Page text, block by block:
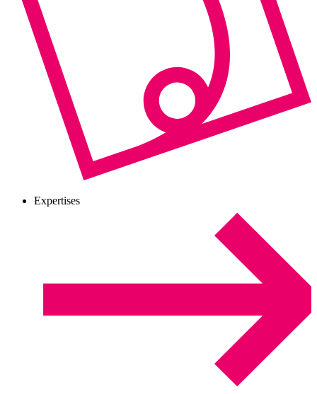
Expertises